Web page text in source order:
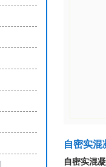
自密实混
自密实混